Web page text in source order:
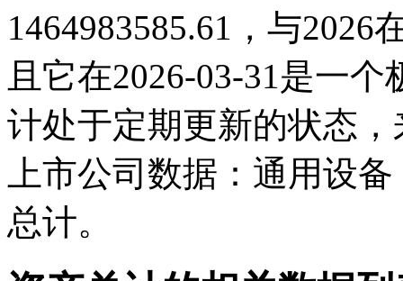
1464983585.61，与
且它在2026-03-31是一
计处于定期更新的状态
上市公司数据：通用设
总计。